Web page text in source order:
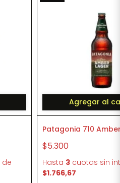
de
Agregar al
Patagonia 710
$5.300
Hasta 3 cuotas sin
$1.766,67